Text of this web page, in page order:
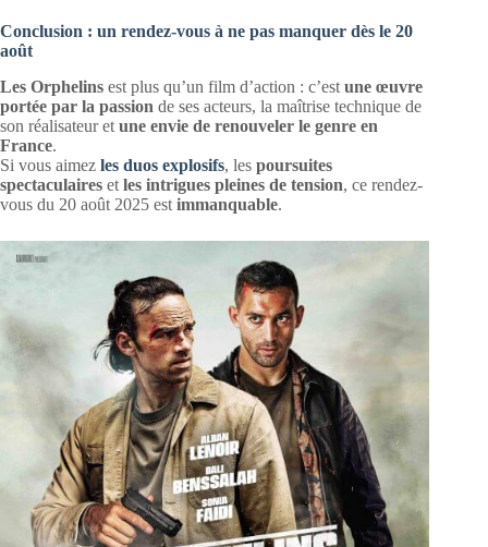
Conclusion : un rendez-vous à ne pas manquer dès le 20
août
Les Orphelins est plus qu’un film d’action : c’est une œuvre
portée par la passion de ses acteurs, la maîtrise technique de
son réalisateur et une envie de renouveler le genre en
France.
Si vous aimez les duos explosifs, les poursuites
spectaculaires et les intrigues pleines de tension, ce rendez-
vous du 20 août 2025 est immanquable.